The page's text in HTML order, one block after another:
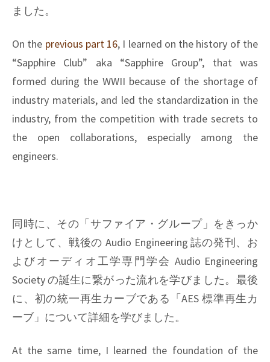
ました。
On the previous part 16, I learned on the history of the
“Sapphire Club” aka “Sapphire Group”, that was
formed during the WWII because of the shortage of
industry materials, and led the standardization in the
industry, from the competition with trade secrets to
the open collaborations, especially among the
engineers.
同時に、その「サファイア・グループ」をきっか
けとして、戦後の Audio Engineering 誌の発刊、お
よびオーディオ工学専門学会 Audio Engineering
Society の誕生に繋がった流れを学びました。最後
に、初の統一再生カーブである「AES 標準再生カ
ーブ」について詳細を学びました。
At the same time, I learned the foundation of the